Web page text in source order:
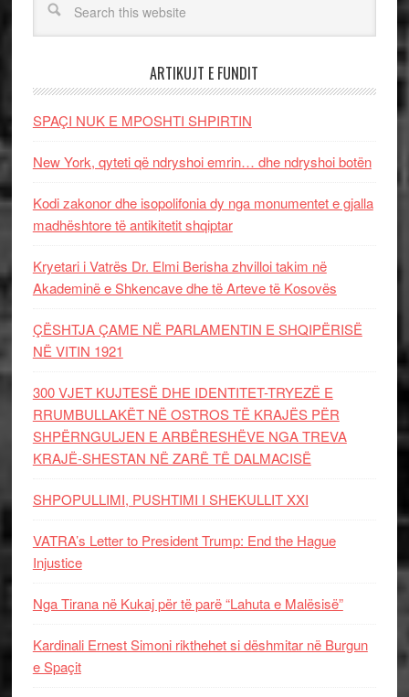
ARTIKUJT E FUNDIT
SPAÇI NUK E MPOSHTI SHPIRTIN
New York, qyteti që ndryshoi emrin… dhe ndryshoi botën
Kodi zakonor dhe isopolifonia dy nga monumentet e gjalla
madhështore të antikitetit shqiptar
Kryetari i Vatrës Dr. Elmi Berisha zhvilloi takim në
Akademinë e Shkencave dhe të Arteve të Kosovës
ÇËSHTJA ÇAME NË PARLAMENTIN E SHQIPËRISË
NË VITIN 1921
300 VJET KUJTESË DHE IDENTITET-TRYEZË E
RRUMBULLAKËT NË OSTROS TË KRAJËS PËR
SHPËRNGULJEN E ARBËRESHËVE NGA TREVA
KRAJË-SHESTAN NË ZARË TË DALMACISË
SHPOPULLIMI, PUSHTIMI I SHEKULLIT XXI
VATRA’s Letter to President Trump: End the Hague
Injustice
Nga Tirana në Kukaj për të parë “Lahuta e Malësisë”
Kardinali Ernest Simoni rikthehet si dëshmitar në Burgun
e Spaçit